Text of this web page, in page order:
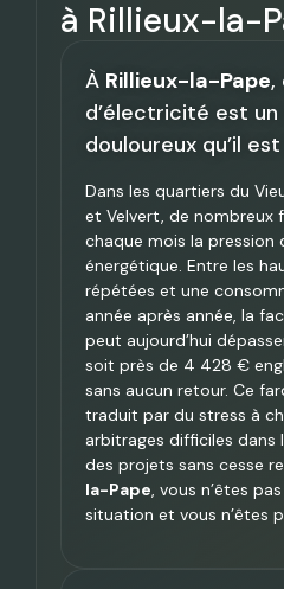
à Rillieux-la-
À Rillieux-la-Pape,
d’électricité est un
douloureux qu’il
Dans les quartiers du
et Velvert, de nombreux
chaque mois la pression
énergétique. Entre les
répétées et une
année après année, la
peut aujourd’hui
soit près de 4 428 €
sans aucun retour. Ce
traduit par du stress à
arbitrages difficiles dans
des projets sans cesse
la-Pape , vous n’êtes
situation et vous n’êtes